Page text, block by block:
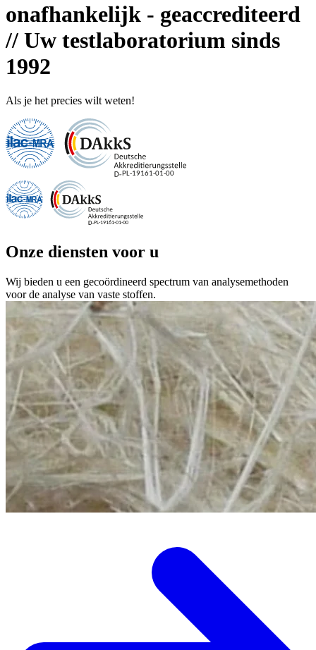
onafhankelijk - geaccrediteerd
// Uw testlaboratorium sinds
1992
Als je het precies wilt weten!
Onze diensten voor u
Wij bieden u een gecoördineerd spectrum van analysemethoden
voor de analyse van vaste stoffen.